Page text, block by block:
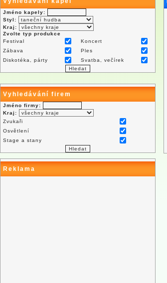
Jméno kapely:
Styl:
Kraj:
Zvolte typ produkce
Festival
Koncert
Zábava
Ples
Diskotéka, párty
Svatba, večírek
Vyhledávání firem
Jméno firmy:
Kraj:
Zvukaři
Osvětlení
Stage a stany
Reklama